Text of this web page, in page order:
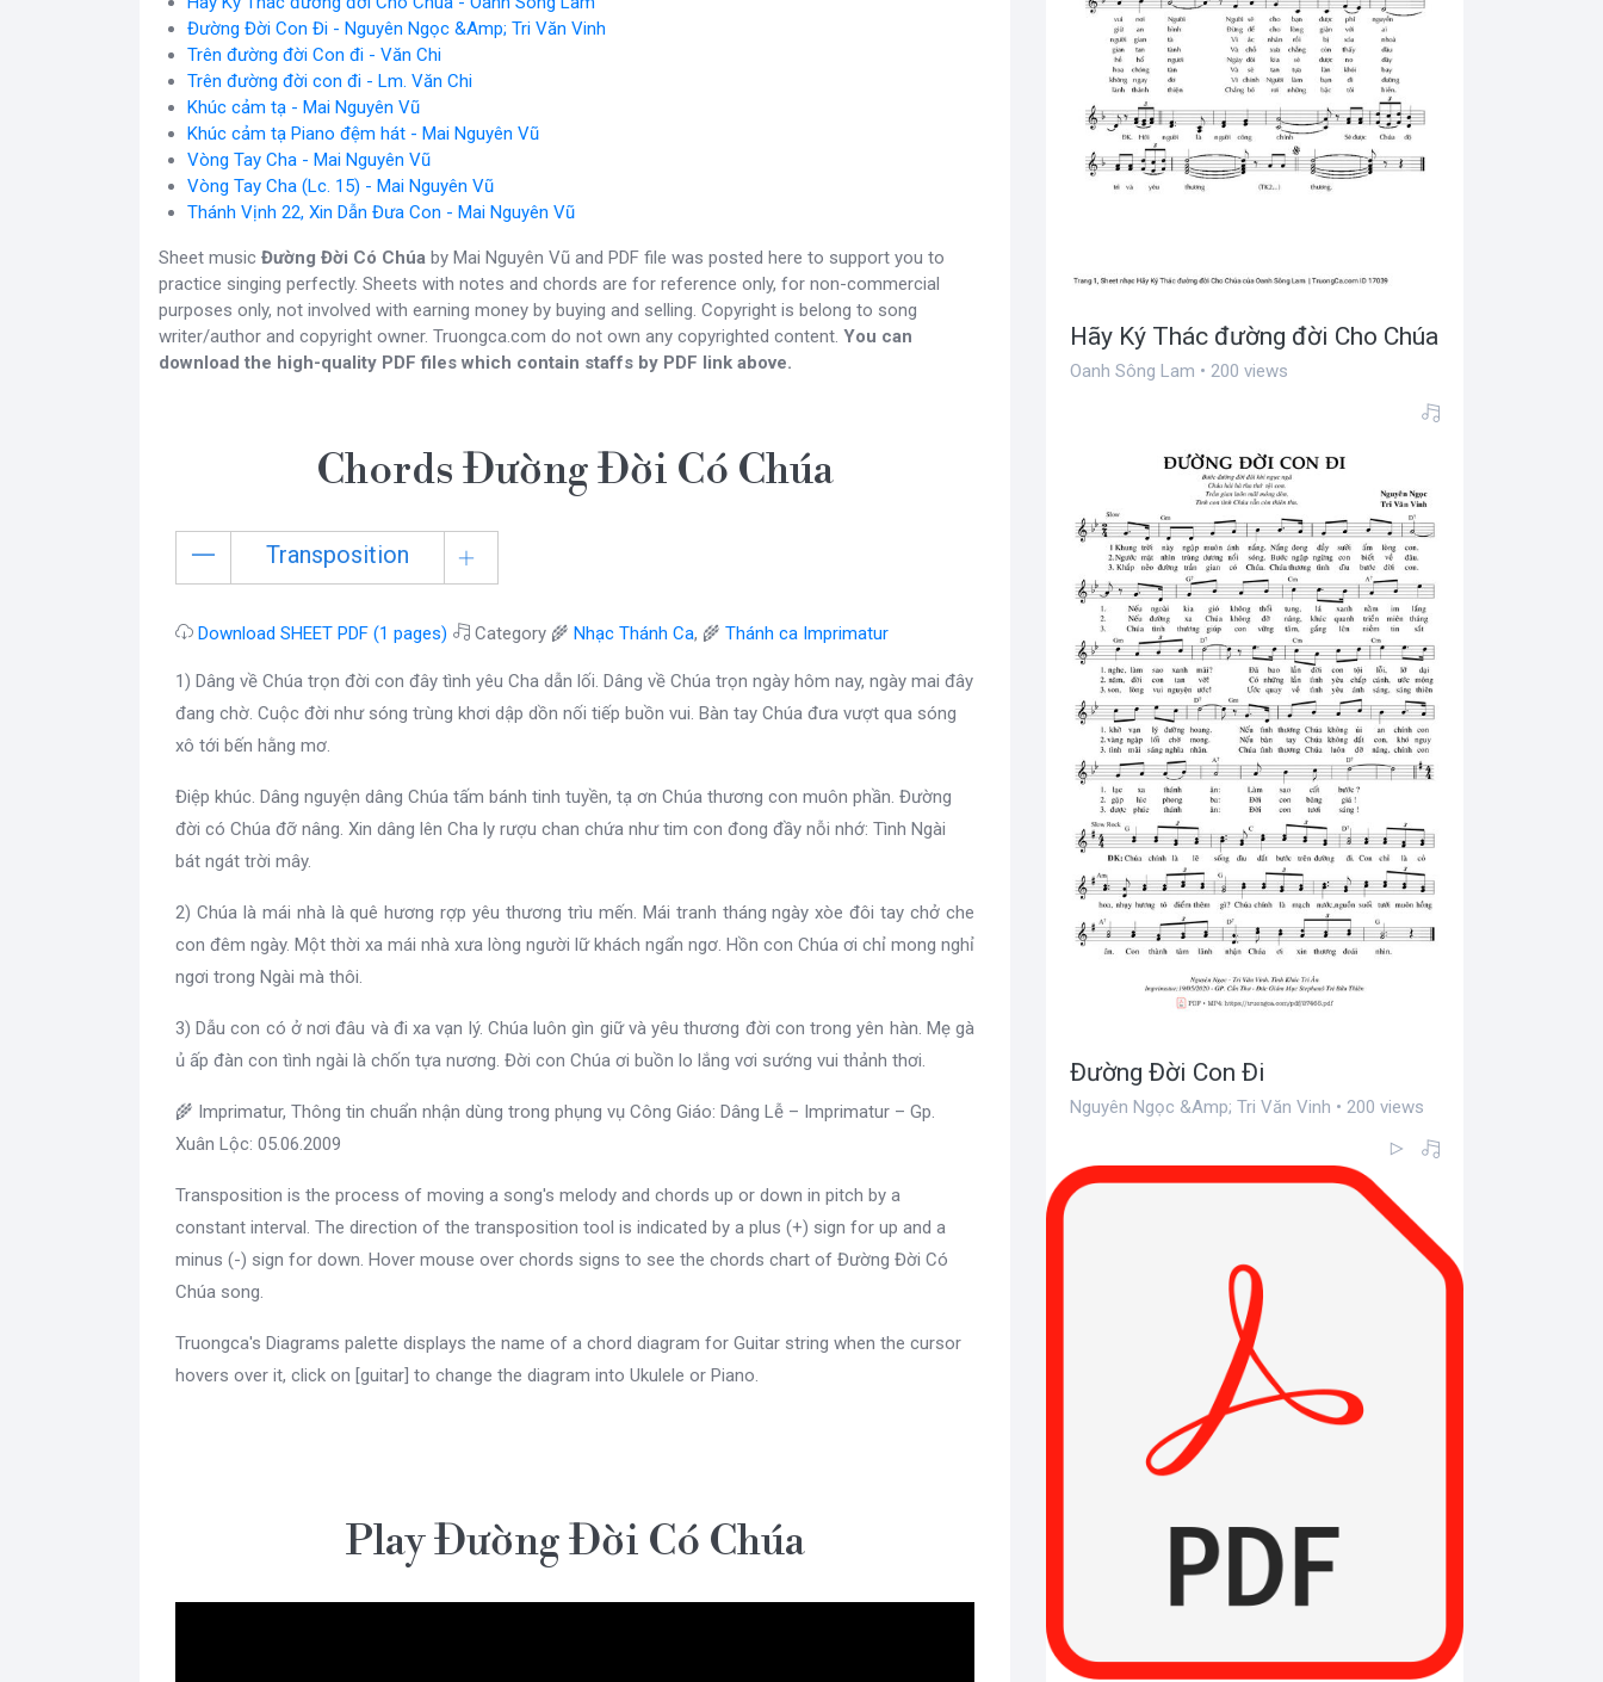
Đường Đời Con Đi - Nguyên Ngọc &Amp; Tri Văn Vinh
Trên đường đời Con đi - Văn Chi
Trên đường đời con đi - Lm. Văn Chi
Khúc cảm tạ - Mai Nguyên Vũ
Khúc cảm tạ Piano đệm hát - Mai Nguyên Vũ
Vòng Tay Cha - Mai Nguyên Vũ
Vòng Tay Cha (Lc. 15) - Mai Nguyên Vũ
Thánh Vịnh 22, Xin Dẫn Đưa Con - Mai Nguyên Vũ
Sheet music Đường Đời Có Chúa by Mai Nguyên Vũ and PDF file was posted here to support you to
practice singing perfectly. Sheets with notes and chords are for reference only, for non-commercial
purposes only, not involved with earning money by buying and selling. Copyright is belong to song
writer/author and copyright owner. Truongca.com do not own any copyrighted content. You can
download the high-quality PDF files which contain staffs by PDF link above.
Chords Đường Đời Có Chúa
Transposition
Download SHEET PDF (1 pages) Category 🌾 Nhạc Thánh Ca, 🌾 Thánh ca Imprimatur
1) Dâng về Chúa trọn đời con đây tình yêu Cha dẫn lối. Dâng về Chúa trọn ngày hôm nay, ngày mai đây
đang chờ. Cuộc đời như sóng trùng khơi dập dồn nối tiếp buồn vui. Bàn tay Chúa đưa vượt qua sóng
xô tới bến hằng mơ.
Điệp khúc. Dâng nguyện dâng Chúa tấm bánh tinh tuyền, tạ ơn Chúa thương con muôn phần. Đường
đời có Chúa đỡ nâng. Xin dâng lên Cha ly rượu chan chứa như tim con đong đầy nỗi nhớ: Tình Ngài
bát ngát trời mây.
2) Chúa là mái nhà là quê hương rợp yêu thương trìu mến. Mái tranh tháng ngày xòe đôi tay chở che
con đêm ngày. Một thời xa mái nhà xưa lòng người lữ khách ngẩn ngơ. Hồn con Chúa ơi chỉ mong nghỉ
ngơi trong Ngài mà thôi.
3) Dẫu con có ở nơi đâu và đi xa vạn lý. Chúa luôn gìn giữ và yêu thương đời con trong yên hàn. Mẹ gà
ủ ấp đàn con tình ngài là chốn tựa nương. Đời con Chúa ơi buồn lo lắng vơi sướng vui thảnh thơi.
🌾 Imprimatur, Thông tin chuẩn nhận dùng trong phụng vụ Công Giáo: Dâng Lễ – Imprimatur – Gp.
Xuân Lộc: 05.06.2009
Transposition is the process of moving a song's melody and chords up or down in pitch by a
constant interval. The direction of the transposition tool is indicated by a plus (+) sign for up and a
minus (-) sign for down. Hover mouse over chords signs to see the chords chart of Đường Đời Có
Chúa song.
Truongca's Diagrams palette displays the name of a chord diagram for Guitar string when the cursor
hovers over it, click on [guitar] to change the diagram into Ukulele or Piano.
Play Đường Đời Có Chúa
Hãy Ký Thác đường đời Cho Chúa
Oanh Sông Lam • 200 views
Đường Đời Con Đi
Nguyên Ngọc &Amp; Tri Văn Vinh • 200 views